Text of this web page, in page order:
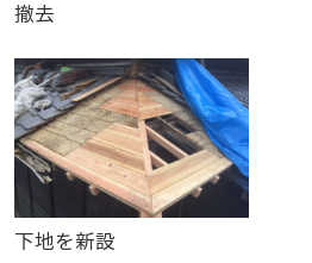
撤去
下地を新設